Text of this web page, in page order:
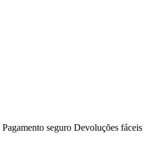
Pagamento seguro Devoluções fáceis